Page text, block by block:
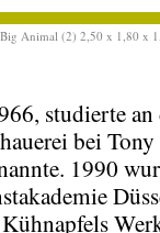
Animal (2) 2,50 x 1,80 x
studierte an
bei Tony
1990